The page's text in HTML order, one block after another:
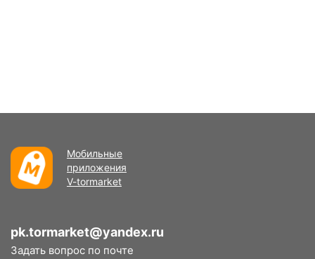
Мобильные
приложения
V-tormarket
pk.tormarket@yandex.ru
Задать вопрос по почте